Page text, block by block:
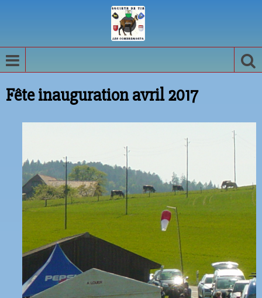
Fête inauguration avril 2017